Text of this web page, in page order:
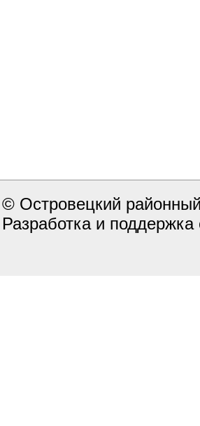
© Островецкий
Разработка и поддержка